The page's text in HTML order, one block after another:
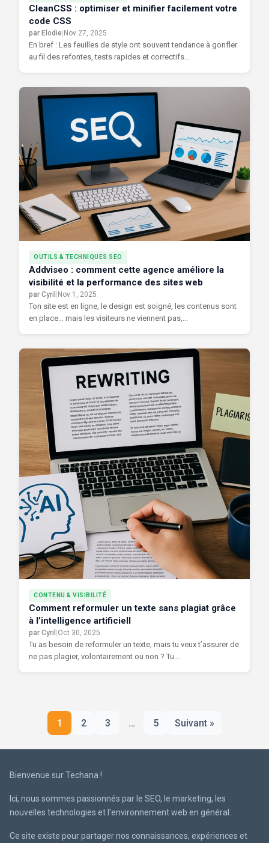
CleanCSS : optimiser et minifier facilement votre
code CSS
par Elodie Nov 27, 2025
En bref : Les feuilles de style ont souvent tendance à gonfler
au fil des refontes, tests rapides et correctifs...
OUTILS & TECHNIQUES SEO
Addviseo : comment cette agence améliore la
visibilité et la performance des sites web
par Cyril Nov 1, 2025
Ton site est en ligne, le design est soigné, les contenus sont
en place… mais les visiteurs ne viennent pas,...
CONTENU & VISIBILITÉ
Comment reformuler un texte sans plagiat grâce
à l’intelligence artificiell
par Cyril Oct 30, 2025
Tu as besoin de reformuler un texte, mais tu veux t’assurer de
ne pas plagier, volontairement ou non ? Tu...
Pagination
1 2 3 … 5 Suivant »
Bienvenue sur Techana !
Ici, nous sommes passionnés par le SEO, le marketing, les
nouvelles technologies et l'environnement web en général.
Ce site existe pour partager nos connaissances, expériences et